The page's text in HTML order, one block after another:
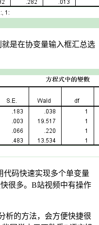
是在协变量输入框汇总选
代码快速实现多个单变量
很多。B站视频中有操作
析的方法，会方便快捷很